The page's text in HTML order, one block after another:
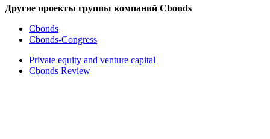
Другие проекты группы компаний Cbonds
Cbonds
Cbonds-Congress
Private equity and venture capital
Cbonds Review